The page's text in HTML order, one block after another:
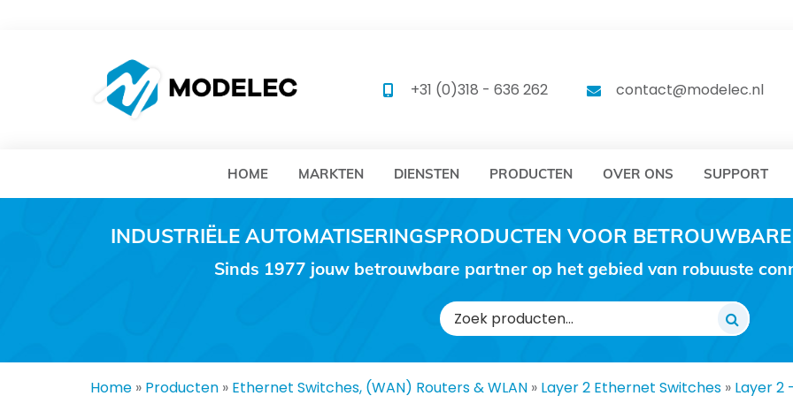
MODELEC MODELEC
+31 (0)318 - 636 262 contact@modelec.nl
HOME MARKTEN DIENSTEN PRODUCTEN OVER ONS SUPPORT
INDUSTRIËLE AUTOMATISERINGSPRODUCTEN VOOR
Sinds 1977 jouw betrouwbare partner op het gebied van robuuste
Zoeken
naar:
Home » Producten » Ethernet Switches, (WAN) Routers & WLAN » Layer 2 Ethernet Switches » Layer 2